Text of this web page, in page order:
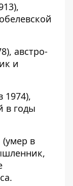
австро-
и
в годы
в